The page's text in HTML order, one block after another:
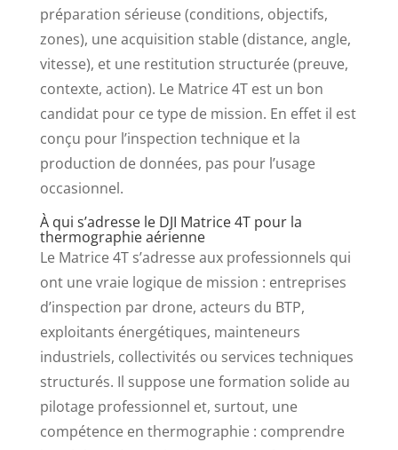
préparation sérieuse (conditions, objectifs,
zones), une acquisition stable (distance, angle,
vitesse), et une restitution structurée (preuve,
contexte, action). Le Matrice 4T est un bon
candidat pour ce type de mission. En effet il est
conçu pour l’inspection technique et la
production de données, pas pour l’usage
occasionnel.
À qui s’adresse le DJI Matrice 4T pour la
thermographie aérienne
Le Matrice 4T s’adresse aux professionnels qui
ont une vraie logique de mission : entreprises
d’inspection par drone, acteurs du BTP,
exploitants énergétiques, mainteneurs
industriels, collectivités ou services techniques
structurés. Il suppose une formation solide au
pilotage professionnel et, surtout, une
compétence en thermographie : comprendre